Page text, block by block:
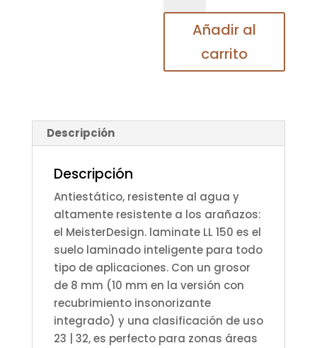
Terra
laminado
LL
Añadir al
carrito
Descripción
Descripción
Antiestático, resistente al agua y
altamente resistente a los arañazos:
el MeisterDesign. laminate LL 150 es el
suelo laminado inteligente para todo
tipo de aplicaciones. Con un grosor
de 8 mm (10 mm en la versión con
recubrimiento insonorizante
integrado) y una clasificación de uso
23 | 32, es perfecto para zonas áreas